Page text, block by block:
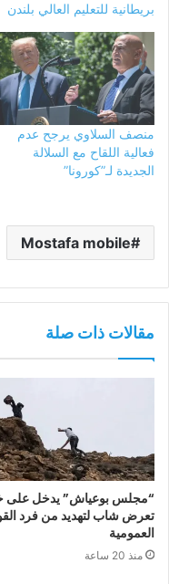
بريطانية للتعليم العالي بلندن
منصف السلاوي يرجح عدم
فعالية اللقاح مع السلالة
الجديدة لـ”كورونا”
Mostafa mobile
مقالات ذات صلة
“مجلس بوعياش” يدخل
تعرض شاب لتهديد من فرد
العمومية
منذ 20 ساعة